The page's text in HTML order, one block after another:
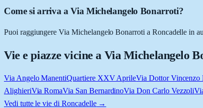
Come si arriva a Via Michelangelo Bonarroti?
Puoi raggiungere Via Michelangelo Bonarroti a Roncadelle in
Vie e piazze vicine a Via Michelangelo
Via Angelo ManentiQuartiere XXV AprileVia Dottor Vincenzo
AlighieriVia RomaVia San BernardinoVia Don Carlo Vezzoli
Vedi tutte le vie di Roncadelle→